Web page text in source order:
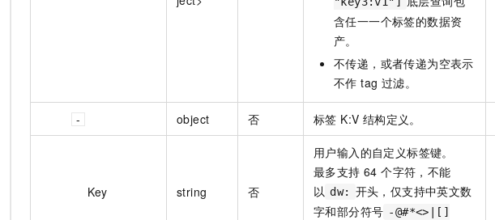
含任一一个标签的数据资
产。
不传递，或者传递为空表示
不作 tag 过滤。
object 否 标签 K:V 结构定义。
Key string 否
用户输入的自定义标签键。
最多支持 64 个字符，不能
以 dw:
开头，仅支持中英文数
字和部分符号 -@#*<>|[]